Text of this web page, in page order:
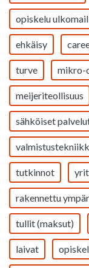
opiskelu
ehkäisy
turve mikro-
meijeriteollisuus
sähköiset
tutkinnot
rakennettu
tullit (maksut)
laivat